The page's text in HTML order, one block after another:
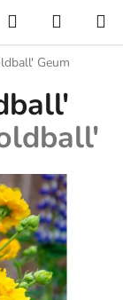
Hledat
KOŠÍK
Geum